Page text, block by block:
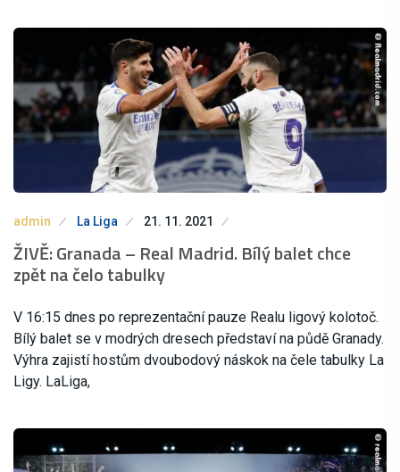
admin La Liga 21. 11. 2021
ŽIVĚ: Granada – Real Madrid. Bílý balet chce
zpět na čelo tabulky
V 16:15 dnes po reprezentační pauze Realu ligový kolotoč.
Bílý balet se v modrých dresech představí na půdě Granady.
Výhra zajistí hostům dvoubodový náskok na čele tabulky La
Ligy. LaLiga,